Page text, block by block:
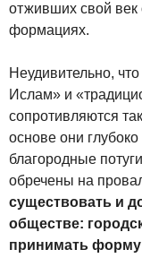
отживших свой век
формациях.
Неудивительно,
Ислам» и
сопротивляются
основе они
благородные
обречены на
существовать и
обществе:
принимать